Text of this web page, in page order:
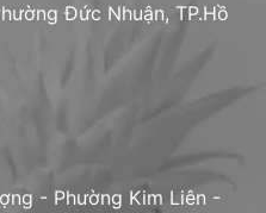
Đức Nhuận, TP.Hồ
- Phường Kim Liên -